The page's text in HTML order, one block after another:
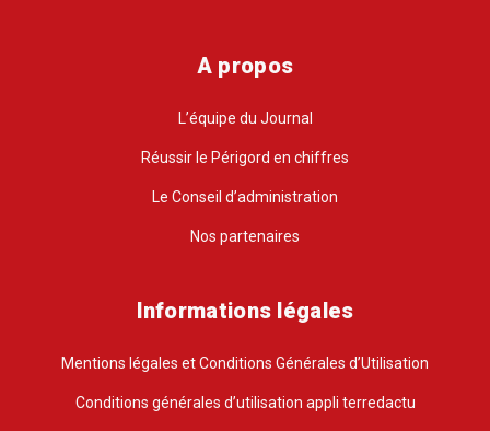
A propos
L’équipe du Journal
Réussir le Périgord en chiffres
Le Conseil d’administration
Nos partenaires
Informations légales
Mentions légales et Conditions Générales d’Utilisation
Conditions générales d’utilisation appli terredactu